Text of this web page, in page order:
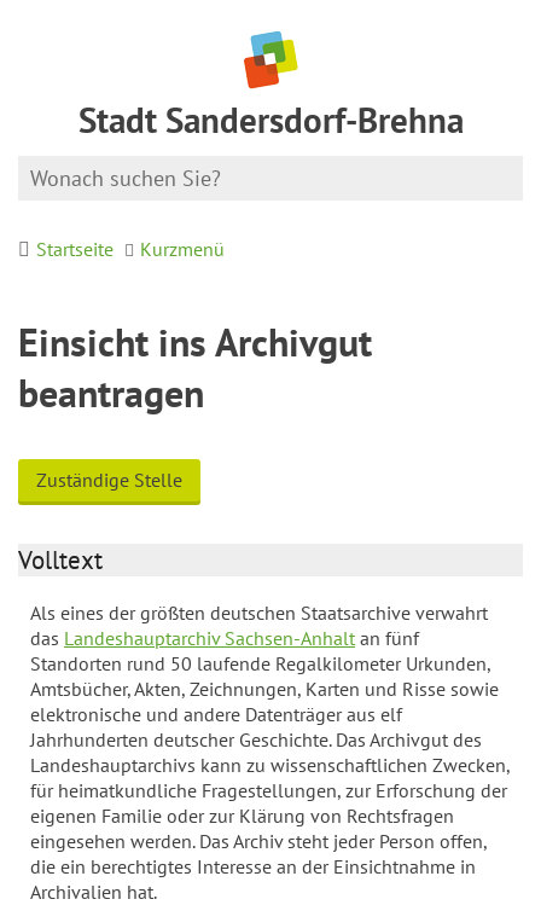
Stadt Sandersdorf-Brehna
Startseite Kurzmenü
Einsicht ins Archivgut
beantragen
Zuständige Stelle
Volltext
Als eines der größten deutschen Staatsarchive verwahrt
das Landeshauptarchiv Sachsen-Anhalt an fünf
Standorten rund 50 laufende Regalkilometer Urkunden,
Amtsbücher, Akten, Zeichnungen, Karten und Risse sowie
elektronische und andere Datenträger aus elf
Jahrhunderten deutscher Geschichte. Das Archivgut des
Landeshauptarchivs kann zu wissenschaftlichen Zwecken,
für heimatkundliche Fragestellungen, zur Erforschung der
eigenen Familie oder zur Klärung von Rechtsfragen
eingesehen werden. Das Archiv steht jeder Person offen,
die ein berechtigtes Interesse an der Einsichtnahme in
Archivalien hat.